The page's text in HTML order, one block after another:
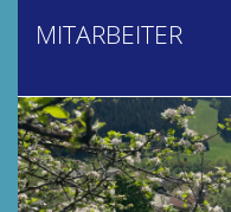
MITARBEITER